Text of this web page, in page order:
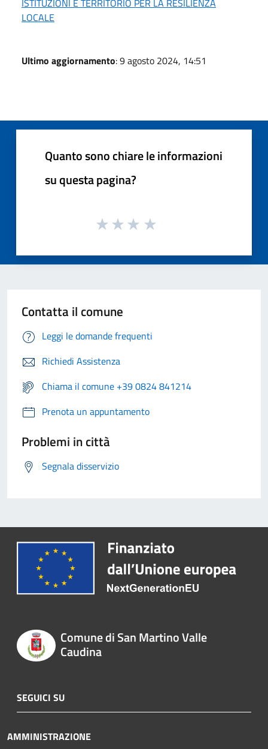
LOCALE
Ultimo aggiornamento: 9 agosto 2024, 14:51
Quanto sono chiare le informazioni
su questa pagina?
Contatta il comune
Leggi le domande frequenti
Richiedi Assistenza
Chiama il comune +39 0824 841214
Prenota un appuntamento
Problemi in città
Segnala disservizio
Comune di San Martino Valle
Caudina
SEGUICI SU
AMMINISTRAZIONE